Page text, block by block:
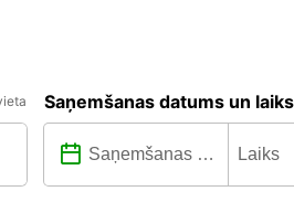
Saņemšanas datums un laiks